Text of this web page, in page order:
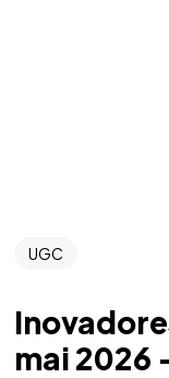
UGC
mai 2026